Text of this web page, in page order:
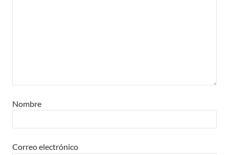
Nombre
Correo electrónico